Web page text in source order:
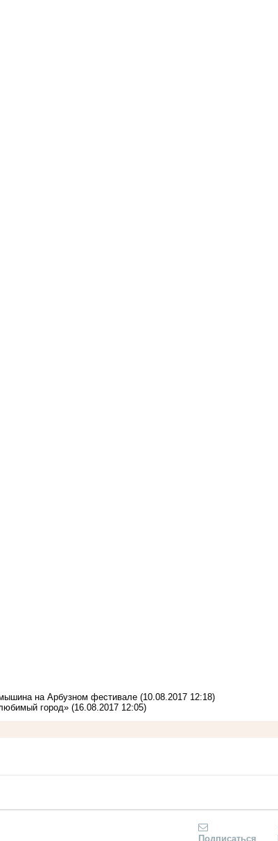
на Арбузном фестивале (10.08.2017 12:18)
город» (16.08.2017 12:05)
Подписаться